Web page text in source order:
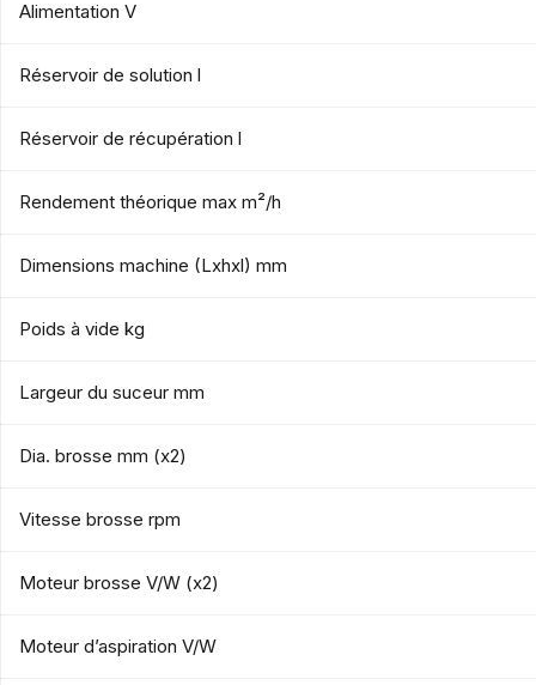
Alimentation V
Réservoir de solution l
Réservoir de récupération l
Rendement théorique max m²/h
Dimensions machine (Lxhxl) mm
Poids à vide kg
Largeur du suceur mm
Dia. brosse mm (x2)
Vitesse brosse rpm
Moteur brosse V/W (x2)
Moteur d’aspiration V/W